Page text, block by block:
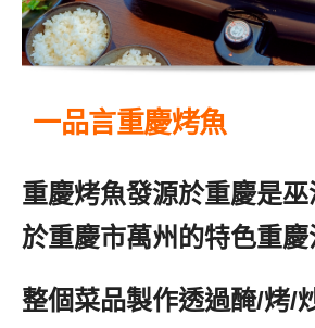
一品言重慶烤魚
重慶烤魚發源於重慶是
於重慶市萬州的特色重慶
整個菜品製作透過醃/烤/